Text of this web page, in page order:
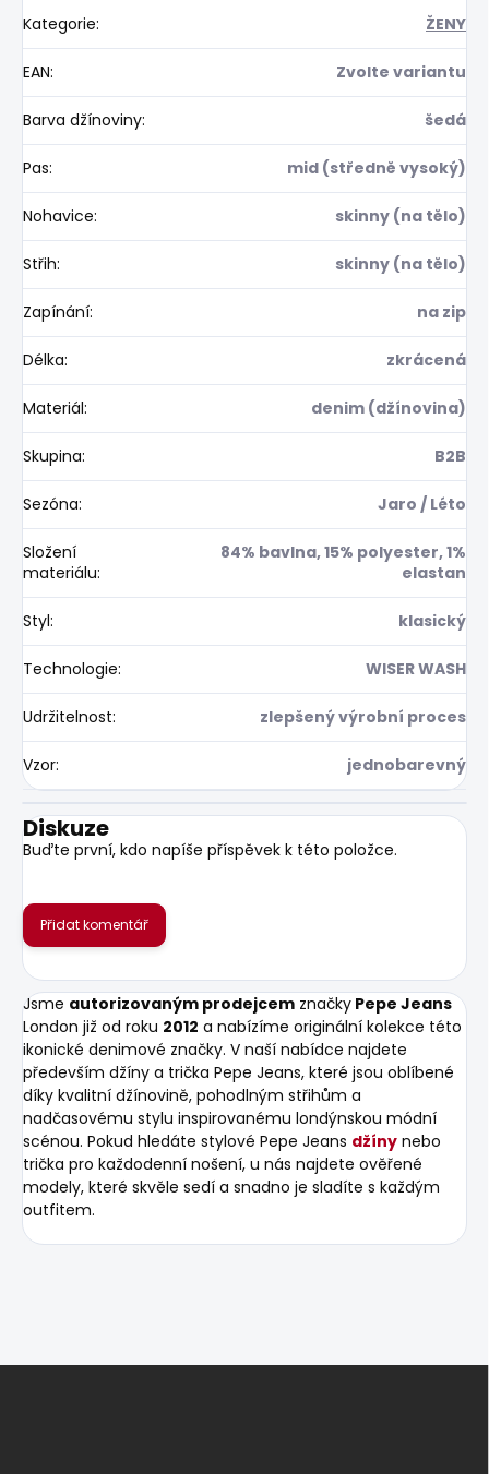
Kategorie: ŽENY
EAN: Zvolte variantu
Barva džínoviny: šedá
Pas: mid (středně vysoký)
Nohavice: skinny (na tělo)
Střih: skinny (na tělo)
Zapínání: na zip
Délka: zkrácená
Materiál: denim (džínovina)
Skupina: B2B
Sezóna: Jaro / Léto
Složení
materiálu:
84% bavlna, 15% polyester, 1%
elastan
Styl: klasický
Technologie: WISER WASH
Udržitelnost: zlepšený výrobní proces
Vzor: jednobarevný
Diskuze
Buďte první, kdo napíše příspěvek k této položce.
Přidat komentář
Jsme autorizovaným prodejcem značky Pepe Jeans
London již od roku 2012 a nabízíme originální kolekce této
ikonické denimové značky. V naší nabídce najdete
především džíny a trička Pepe Jeans, které jsou oblíbené
díky kvalitní džínovině, pohodlným střihům a
nadčasovému stylu inspirovanému londýnskou módní
scénou. Pokud hledáte stylové Pepe Jeans džíny nebo
trička pro každodenní nošení, u nás najdete ověřené
modely, které skvěle sedí a snadno je sladíte s každým
outfitem.
Z